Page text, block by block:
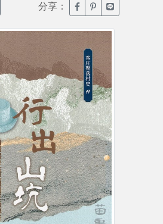
分享： 臉書分享(另開新視窗)
噗浪分享(另開新
Line分享(另